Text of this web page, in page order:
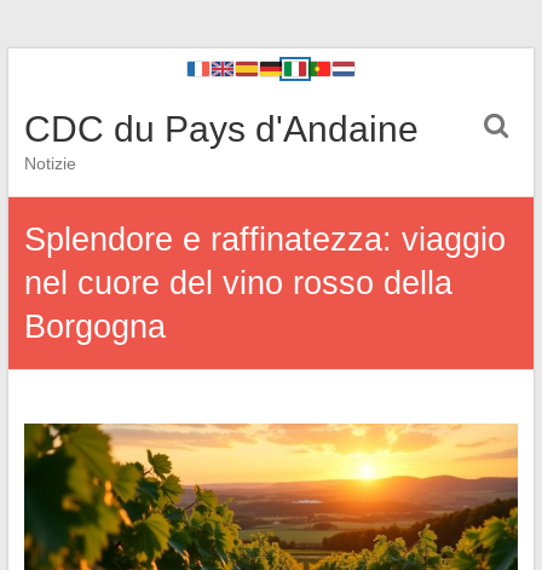
CDC du Pays d'Andaine
Notizie
Splendore e raffinatezza: viaggio
nel cuore del vino rosso della
Borgogna